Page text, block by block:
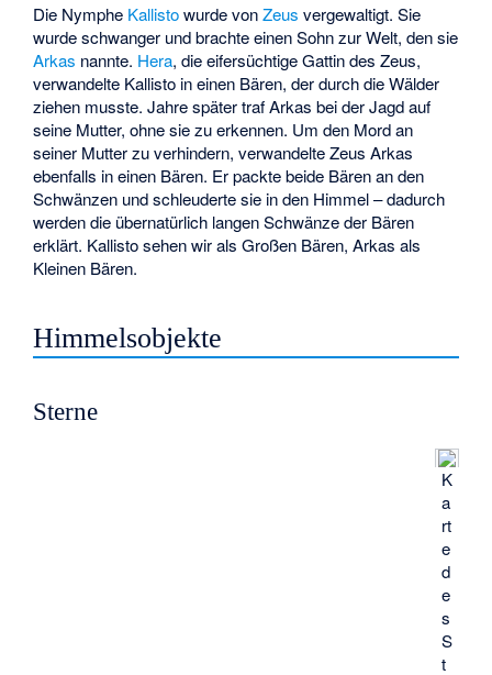
Die Nymphe Kallistowurde vonZeus vergewaltigt. Sie
wurde schwanger und brachte einen Sohn zur Welt, den sie
Arkas nannte. Hera, die eifersüchtige Gattin des Zeus,
verwandelte Kallisto in einen Bären, der durch die Wälder
ziehen musste. Jahre später traf Arkas bei der Jagd auf
seine Mutter, ohne sie zu erkennen. Um den Mord an
seiner Mutter zu verhindern, verwandelte Zeus Arkas
ebenfalls in einen Bären. Er packte beide Bären an den
Schwänzen und schleuderte sie in den Himmel – dadurch
werden die übernatürlich langen Schwänze der Bären
erklärt. Kallisto sehen wir als Großen Bären, Arkas als
Kleinen Bären.
Himmelsobjekte
Sterne
K
a
rt
e
d
e
s
S
t